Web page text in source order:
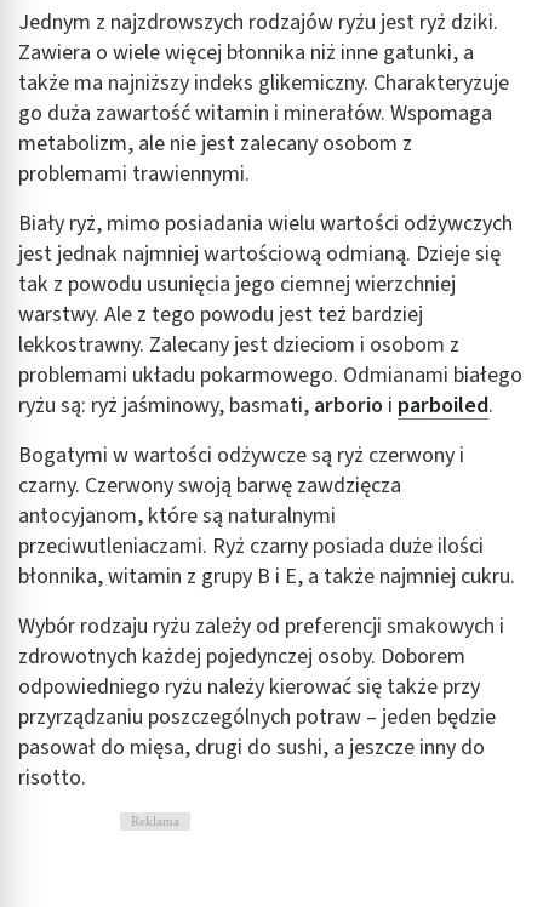
Jednym z najzdrowszych rodzajów ryżu jest ryż dziki.
Zawiera o wiele więcej błonnika niż inne gatunki, a
także ma najniższy indeks glikemiczny. Charakteryzuje
go duża zawartość witamin i minerałów. Wspomaga
metabolizm, ale nie jest zalecany osobom z
problemami trawiennymi.
Biały ryż, mimo posiadania wielu wartości odżywczych
jest jednak najmniej wartościową odmianą. Dzieje się
tak z powodu usunięcia jego ciemnej wierzchniej
warstwy. Ale z tego powodu jest też bardziej
lekkostrawny. Zalecany jest dzieciom i osobom z
problemami układu pokarmowego. Odmianami białego
ryżu są: ryż jaśminowy, basmati, arborio i parboiled.
Bogatymi w wartości odżywcze są ryż czerwony i
czarny. Czerwony swoją barwę zawdzięcza
antocyjanom, które są naturalnymi
przeciwutleniaczami. Ryż czarny posiada duże ilości
błonnika, witamin z grupy B i E, a także najmniej cukru.
Wybór rodzaju ryżu zależy od preferencji smakowych i
zdrowotnych każdej pojedynczej osoby. Doborem
odpowiedniego ryżu należy kierować się także przy
przyrządzaniu poszczególnych potraw – jeden będzie
pasował do mięsa, drugi do sushi, a jeszcze inny do
risotto.
Reklama